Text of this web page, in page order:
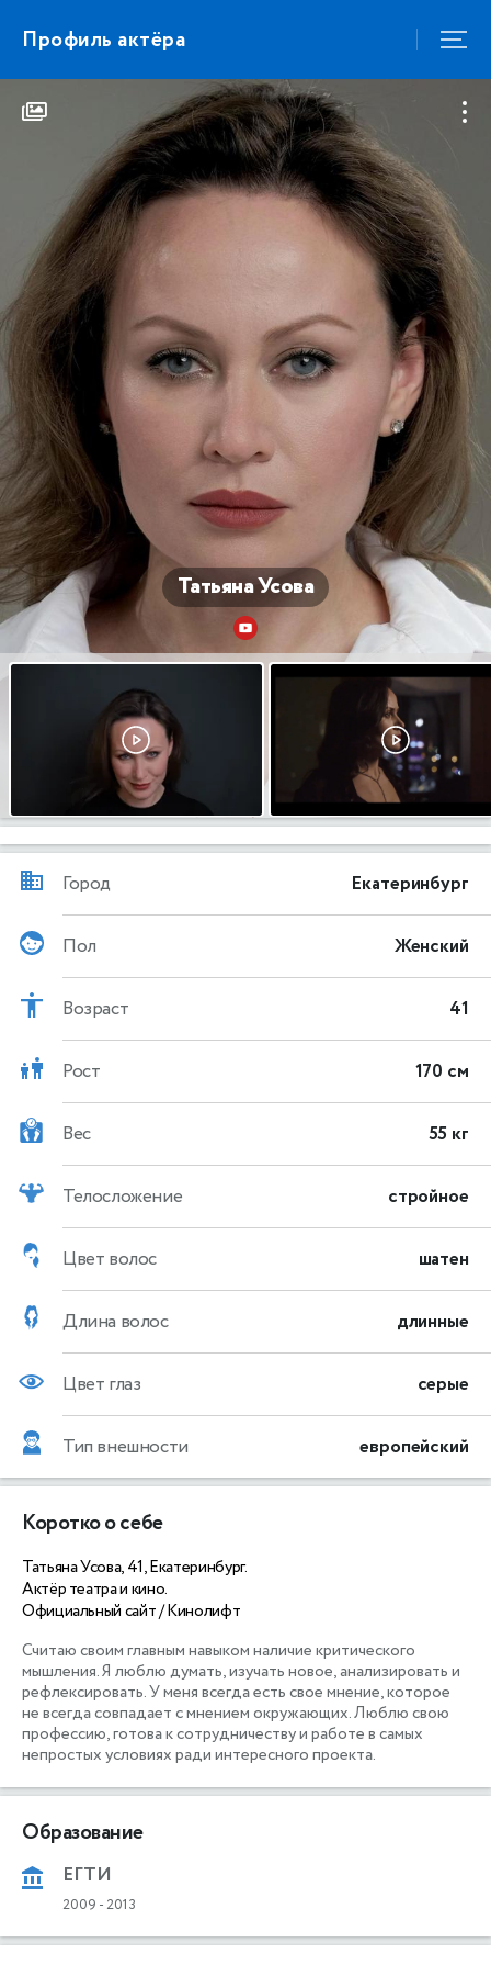
Профиль актёра
Татьяна Усова
Город Екатеринбург
Пол Женский
Возраст 41
Рост 170 см
Вес 55 кг
Телосложение стройное
Цвет волос шатен
Длина волос длинные
Цвет глаз серые
Тип внешности европейский
Коротко о себе
Татьяна Усова, 41, Екатеринбург.
Актёр театра и кино.
Официальный сайт / Кинолифт
Считаю своим главным навыком наличие критического
мышления. Я люблю думать, изучать новое, анализировать и
рефлексировать. У меня всегда есть свое мнение, которое
не всегда совпадает с мнением окружающих. Люблю свою
профессию, готова к сотрудничеству и работе в самых
непростых условиях ради интересного проекта.
Образование
ЕГТИ
2009 - 2013